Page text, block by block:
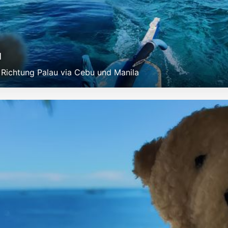
Palau via Cebu und Manila